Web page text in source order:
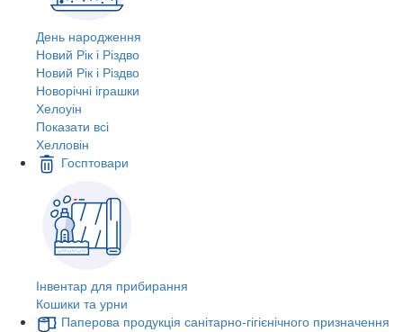
День народження
Новий Рік і Різдво
Новий Рік і Різдво
Новорічні іграшки
Хелоуін
Показати всі
Хелловін
Госптовари
Інвентар для прибирання
Кошики та урни
Паперова продукція санітарно-гігієнічного призначення